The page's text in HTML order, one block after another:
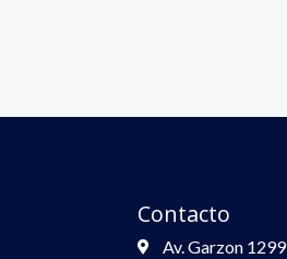
Contacto
Av. Garzon 1299